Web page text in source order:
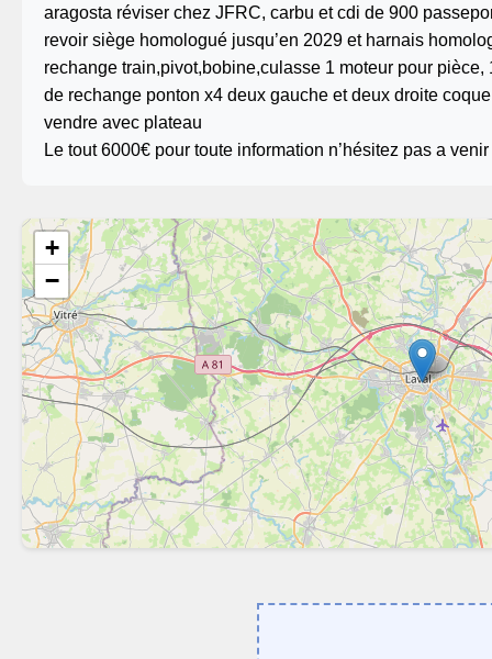
aragosta réviser chez JFRC, carbu et cdi de 900
revoir siège homologué jusqu’en 2029 et harnais
rechange train,pivot,bobine,culasse 1 moteur pour
de rechange ponton x4 deux gauche et deux droite
vendre avec plateau
Le tout 6000€ pour toute information n’hésitez pas a
+
−